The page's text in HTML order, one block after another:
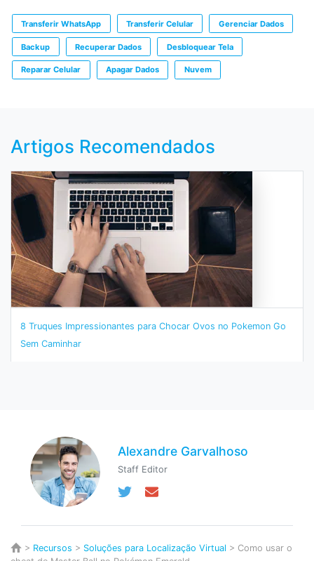
Transferir WhatsApp Transferir Celular Gerenciar Dados
Backup Recuperar Dados Desbloquear Tela
Reparar Celular Apagar Dados Nuvem
Artigos Recomendados
8 Truques Impressionantes para Chocar Ovos no Pokemon Go
Sem Caminhar
Alexandre Garvalhoso
Staff Editor
> Recursos > Soluções para Localização Virtual > Como usar o